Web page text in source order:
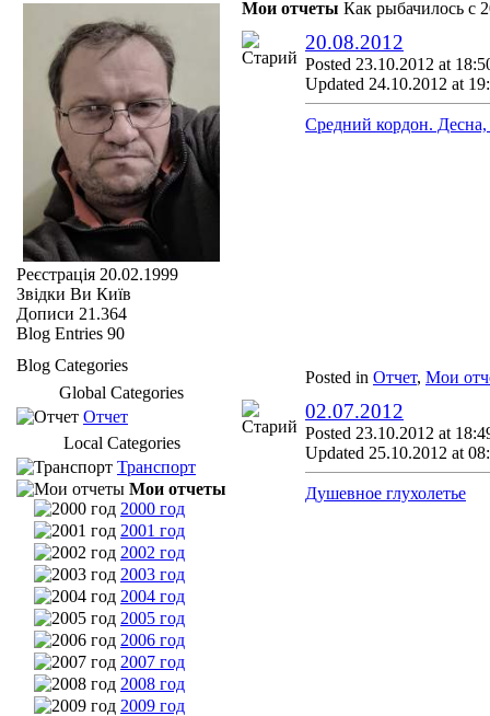
Мои отчеты Как рыбачилось с
20.08.2012
Posted 23.10.2012 at
Updated 24.10.2012 at
Средний кордон. Десна,
Posted in Отчет, Мои
02.07.2012
Posted 23.10.2012 at
Updated 25.10.2012 at
Душевное глухолетье
Реєстрація 20.02.1999
Звідки Ви Київ
Дописи 21.364
Blog Entries 90
Blog Categories
Global Categories
Отчет
Local Categories
Транспорт
Мои отчеты
2000 год
2001 год
2002 год
2003 год
2004 год
2005 год
2006 год
2007 год
2008 год
2009 год